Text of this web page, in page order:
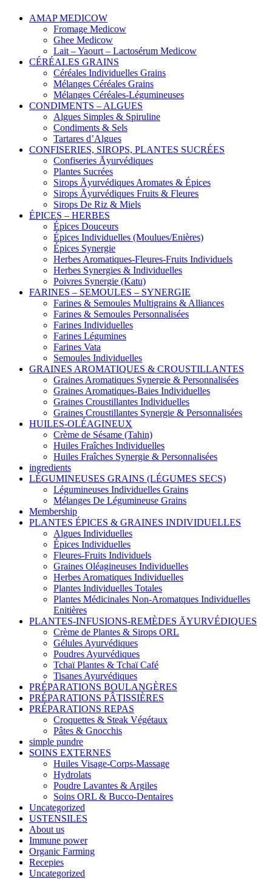
AMAP MEDICOW
Fromage Medicow
Ghee Medicow
Lait – Yaourt – Lactosérum Medicow
CÉRÉALES GRAINS
Céréales Individuelles Grains
Mélanges Céréales Grains
Mélanges Céréales-Légumineuses
CONDIMENTS – ALGUES
Algues Simples & Spiruline
Condiments & Sels
Tartares d’Algues
CONFISERIES, SIROPS, PLANTES SUCRÉES
Confiseries Āyurvédiques
Plantes Sucrées
Sirops Āyurvédiques Aromates & Épices
Sirops Āyurvédiques Fruits & Fleures
Sirops De Riz & Miels
ÉPICES – HERBES
Épices Douceurs
Épices Individuelles (Moulues/Enières)
Épices Synergie
Herbes Aromatiques-Fleures-Fruits Individuels
Herbes Synergies & Individuelles
Poivres Synergie (Katu)
FARINES – SEMOULES – SYNERGIE
Farines & Semoules Multigrains & Alliances
Farines & Semoules Personnalisées
Farines Individuelles
Farines Légumines
Farines Vata
Semoules Individuelles
GRAINES AROMATIQUES & CROUSTILLANTES
Graines Aromatiques Synergie & Personnalisées
Graines Aromatiques-Baies Individuelles
Graines Croustillantes Individuelles
Graines Croustillantes Synergie & Personnalisées
HUILES-OLÉAGINEUX
Crème de Sésame (Tahin)
Huiles Fraîches Individuelles
Huiles Fraîches Synergie & Personnalisées
ingredients
LÉGUMINEUSES GRAINS (LÉGUMES SECS)
Légumineuses Individuelles Grains
Mélanges De Légumineuse Grains
Membership
PLANTES ÉPICES & GRAINES INDIVIDUELLES
Algues Individuelles
Épices Individuelles
Fleures-Fruits Individuels
Graines Oléagineuses Individuelles
Herbes Aromatiques Individuelles
Plantes Individuelles Totales
Plantes Médicinales Non-Aromatques Individuelles
Enitières
PLANTES-INFUSIONS-REMÈDES ĀYURVÉDIQUES
Crème de Plantes & Sirops ORL
Gélules Ayurvédiques
Poudres Ayurvédiques
Tchaï Plantes & Tchaï Café
Tisanes Ayurvédiques
PRÉPARATIONS BOULANGÈRES
PRÉPARATIONS PÂTISSIÈRES
PRÉPARATIONS REPAS
Croquettes & Steak Végétaux
Pâtes & Gnocchis
simple pundre
SOINS EXTERNES
Huiles Visage-Corps-Massage
Hydrolats
Poudre Lavantes & Argiles
Soins ORL & Bucco-Dentaires
Uncategorized
USTENSILES
About us
Immune power
Organic Farming
Recepies
Uncategorized